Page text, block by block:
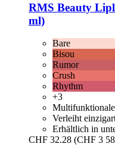
RMS Beauty
ml)
Bare
Bisou
Rumor
Crush
Rhythm
+3
Verleiht
Erhältlich in
CHF 32.28 (CHF 3